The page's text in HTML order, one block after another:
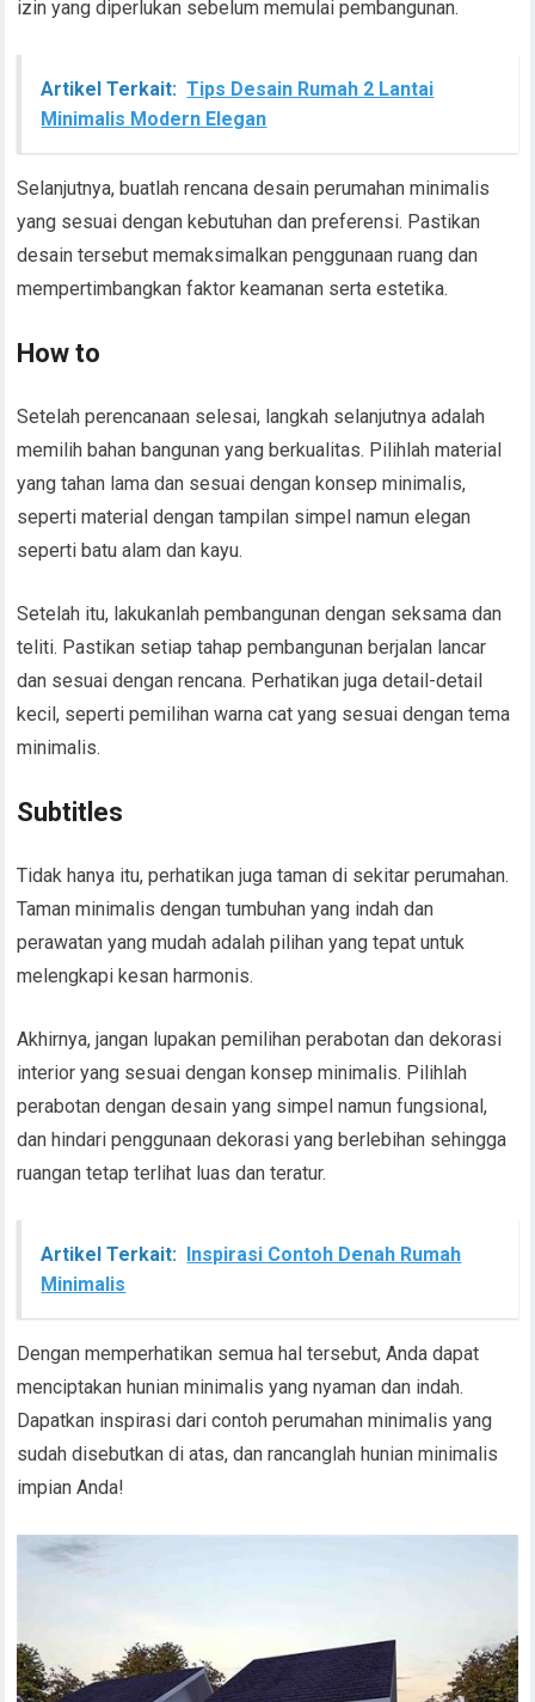
izin yang diperlukan sebelum memulai pembangunan.
Artikel Terkait: Tips Desain Rumah 2 Lantai
Minimalis Modern Elegan
Selanjutnya, buatlah rencana desain perumahan minimalis
yang sesuai dengan kebutuhan dan preferensi. Pastikan
desain tersebut memaksimalkan penggunaan ruang dan
mempertimbangkan faktor keamanan serta estetika.
How to
Setelah perencanaan selesai, langkah selanjutnya adalah
memilih bahan bangunan yang berkualitas. Pilihlah material
yang tahan lama dan sesuai dengan konsep minimalis,
seperti material dengan tampilan simpel namun elegan
seperti batu alam dan kayu.
Setelah itu, lakukanlah pembangunan dengan seksama dan
teliti. Pastikan setiap tahap pembangunan berjalan lancar
dan sesuai dengan rencana. Perhatikan juga detail-detail
kecil, seperti pemilihan warna cat yang sesuai dengan tema
minimalis.
Subtitles
Tidak hanya itu, perhatikan juga taman di sekitar perumahan.
Taman minimalis dengan tumbuhan yang indah dan
perawatan yang mudah adalah pilihan yang tepat untuk
melengkapi kesan harmonis.
Akhirnya, jangan lupakan pemilihan perabotan dan dekorasi
interior yang sesuai dengan konsep minimalis. Pilihlah
perabotan dengan desain yang simpel namun fungsional,
dan hindari penggunaan dekorasi yang berlebihan sehingga
ruangan tetap terlihat luas dan teratur.
Artikel Terkait: Inspirasi Contoh Denah Rumah
Minimalis
Dengan memperhatikan semua hal tersebut, Anda dapat
menciptakan hunian minimalis yang nyaman dan indah.
Dapatkan inspirasi dari contoh perumahan minimalis yang
sudah disebutkan di atas, dan rancanglah hunian minimalis
impian Anda!